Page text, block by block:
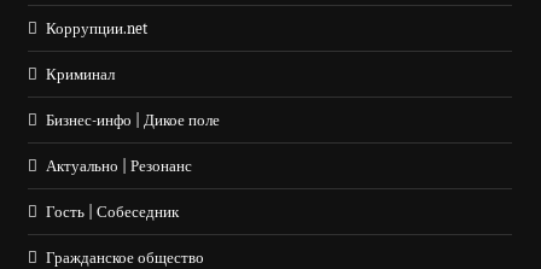
Коррупции.net
Криминал
Бизнес-инфо | Дикое поле
Актуально | Резонанс
Гость | Собеседник
Гражданское общество